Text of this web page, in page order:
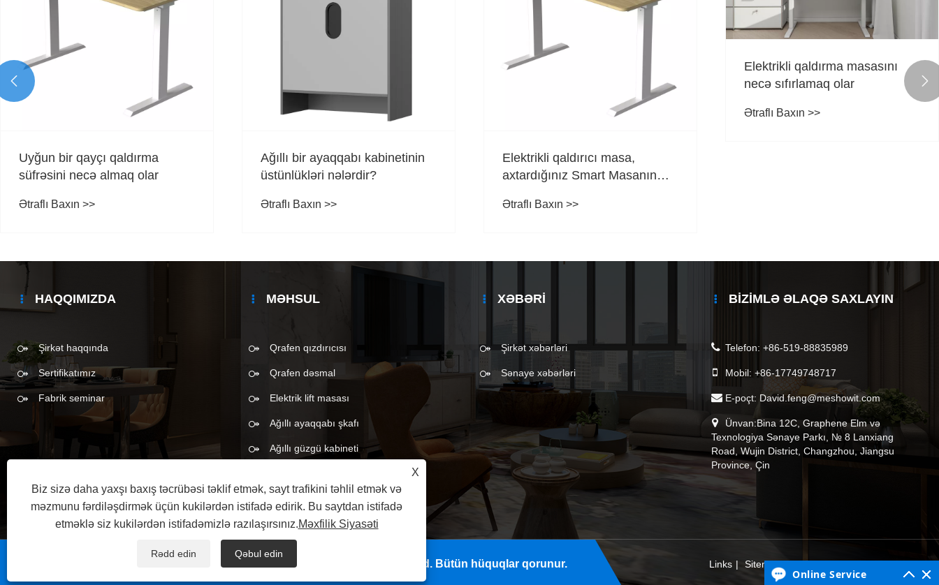
Uyğun bir qayçı qaldırma
süfrəsini necə almaq olar
Ətraflı Baxın >>
Ağıllı bir ayaqqabı kabinetinin
üstünlükləri nələrdir?
Ətraflı Baxın >>
Elektrikli qaldırıcı masa,
axtardığınız Smart Masanın
Ətraflı Baxın >>
Elektrikli qaldırma masasını
necə sıfırlamaq olar
Ətraflı Baxın >>
 
HAQQIMIZDA
Şirkət haqqında
Sertifikatımız
Fabrik seminar
MƏHSUL
Qrafen qızdırıcısı
Qrafen dəsmal
Elektrik lift masası
Ağıllı ayaqqabı şkafı
Ağıllı güzgü kabineti
XƏBƏRI
Şirkət xəbərləri
Sənaye xəbərləri
BIZIMLƏ ƏLAQƏ SAXLAYIN
Telefon: +86-519-88835989
Mobil: +86-17749748717
E-poçt: David.feng@meshowit.com
Ünvan:Bina 12C, Graphene Elm və
Texnologiya Sənaye Parkı, № 8 Lanxiang
Road, Wujin District, Changzhou, Jiangsu
Province, Çin
Links | Sitemap | RSS | XML | Məxfilik Siyasəti
Müəllif hüquqları © 2025 Meshow Information Technology (Changzhou) Co., Ltd. Bütün hüquqlar qorunur.
X
Biz sizə daha yaxşı baxış təcrübəsi təklif etmək, sayt trafikini təhlil etmək və
məzmunu fərdiləşdirmək üçün kukilərdən istifadə edirik. Bu saytdan istifadə
etməklə siz kukilərdən istifadəmizlə razılaşırsınız.Məxfilik Siyasəti
Rədd edin Qəbul edin
Online Service